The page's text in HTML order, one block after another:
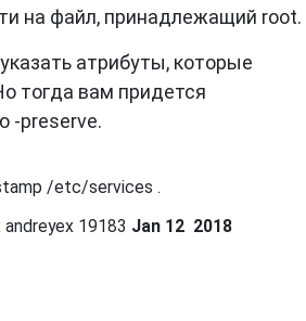
на файл, принадлежащий root.
атрибуты, которые
тогда вам придется
-preserve.
/etc/services .
19183 Jan 12  2018